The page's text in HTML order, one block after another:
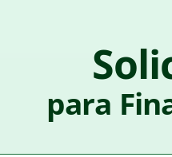
para